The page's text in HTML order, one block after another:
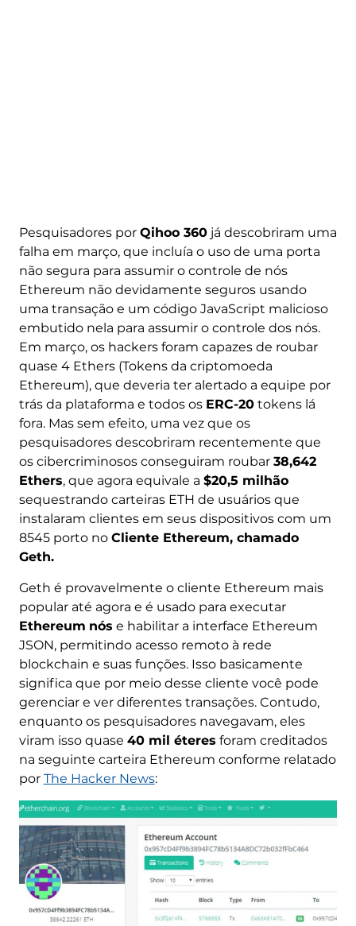
Pesquisadores por Qihoo 360já descobriram uma
falha em março, que incluía o uso de uma porta
não segura para assumir o controle de nós
Ethereum não devidamente seguros usando
uma transação e um código JavaScript malicioso
embutido nela para assumir o controle dos nós.
Em março, os hackers foram capazes de roubar
quase 4 Ethers (Tokens da criptomoeda
Ethereum), que deveria ter alertado a equipe por
trás da plataforma e todos os ERC-20tokens lá
fora. Mas sem efeito, uma vez que os
pesquisadores descobriram recentemente que
os cibercriminosos conseguiram roubar 38,642
Ethers, que agora equivale a $20,5 milhão
sequestrando carteiras ETH de usuários que
instalaram clientes em seus dispositivos com um
8545 porto no Cliente Ethereum, chamado
Geth.
Geth é provavelmente o cliente Ethereum mais
popular até agora e é usado para executar
Ethereum nós e habilitar a interface Ethereum
JSON, permitindo acesso remoto à rede
blockchain e suas funções. Isso basicamente
significa que por meio desse cliente você pode
gerenciar e ver diferentes transações. Contudo,
enquanto os pesquisadores navegavam, eles
viram isso quase 40 mil éteres foram creditados
na seguinte carteira Ethereum conforme relatado
por The Hacker News: